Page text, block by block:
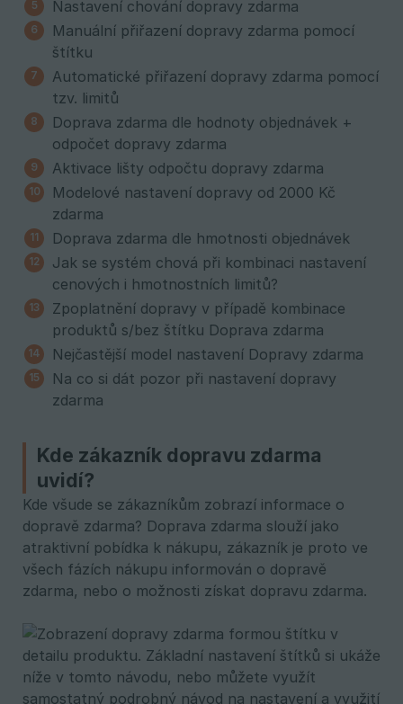
Nastavení chování dopravy zdarma
Manuální přiřazení dopravy zdarma pomocí
štítku
Automatické přiřazení dopravy zdarma pomocí
tzv. limitů
Doprava zdarma dle hodnoty objednávek +
odpočet dopravy zdarma
Aktivace lišty odpočtu dopravy zdarma
Modelové nastavení dopravy od 2000 Kč
zdarma
Doprava zdarma dle hmotnosti objednávek
Jak se systém chová při kombinaci nastavení
cenových i hmotnostních limitů?
Zpoplatnění dopravy v případě kombinace
produktů s/bez štítku Doprava zdarma
Nejčastější model nastavení Dopravy zdarma
Na co si dát pozor při nastavení dopravy
zdarma
Kde zákazník dopravu zdarma
uvidí?
Kde všude se zákazníkům zobrazí informace o
dopravě zdarma? Doprava zdarma slouží jako
atraktivní pobídka k nákupu, zákazník je proto ve
všech fázích nákupu informován o dopravě
zdarma, nebo o možnosti získat dopravu zdarma.